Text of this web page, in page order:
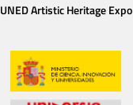
UNED Artistic Heritage Expo